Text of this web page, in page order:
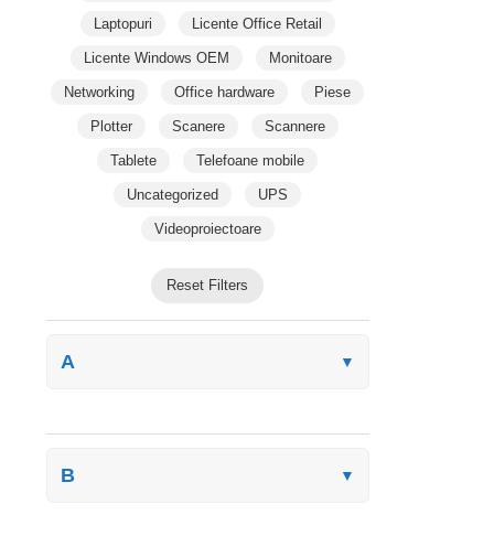
Laptopuri Licente Office Retail
Licente Windows OEM Monitoare
Networking Office hardware Piese
Plotter Scanere Scannere
Tablete Telefoane mobile
Uncategorized UPS
Videoproiectoare
Reset Filters
A ▼
B ▼